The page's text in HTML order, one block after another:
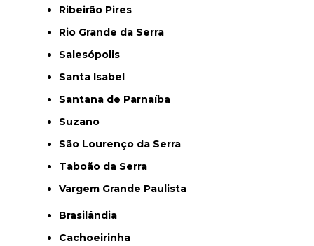
Ribeirão Pires
Rio Grande da Serra
Salesópolis
Santa Isabel
Santana de Parnaíba
Suzano
São Lourenço da Serra
Taboão da Serra
Vargem Grande Paulista
Brasilândia
Cachoeirinha